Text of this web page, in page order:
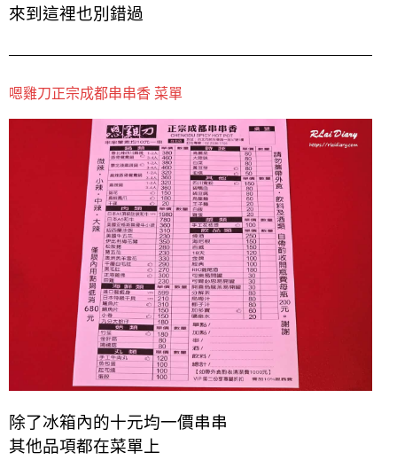
來到這裡也別錯過
嗯雞刀正宗成都串串香 菜單
除了冰箱內的十元均一價串串
其他品項都在菜單上